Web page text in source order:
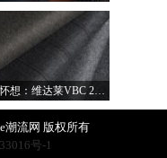
冬日怀想：维达莱VBC 2027秋冬面料系列
潮流网 版权所有
号-1